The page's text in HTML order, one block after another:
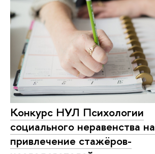
Конкурс НУЛ Психологии
социального неравенства на
привлечение стажёров-